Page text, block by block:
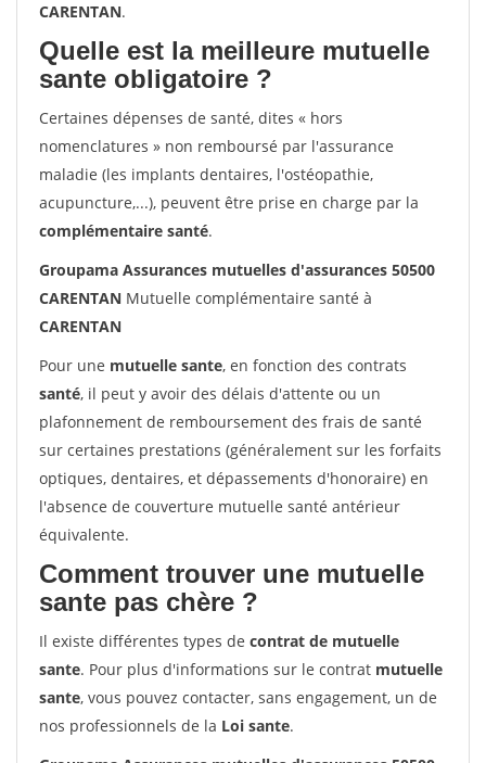
CARENTAN.
Quelle est la meilleure mutuelle
sante obligatoire ?
Certaines dépenses de santé, dites « hors
nomenclatures » non remboursé par l'assurance
maladie (les implants dentaires, l'ostéopathie,
acupuncture,...), peuvent être prise en charge par la
complémentaire santé.
Groupama Assurances mutuelles d'assurances 50500
CARENTAN Mutuelle complémentaire santé à
CARENTAN
Pour une mutuelle sante, en fonction des contrats
santé, il peut y avoir des délais d'attente ou un
plafonnement de remboursement des frais de santé
sur certaines prestations (généralement sur les forfaits
optiques, dentaires, et dépassements d'honoraire) en
l'absence de couverture mutuelle santé antérieur
équivalente.
Comment trouver une mutuelle
sante pas chère ?
Il existe différentes types de contrat de mutuelle
sante. Pour plus d'informations sur le contrat mutuelle
sante, vous pouvez contacter, sans engagement, un de
nos professionnels de la Loi sante.